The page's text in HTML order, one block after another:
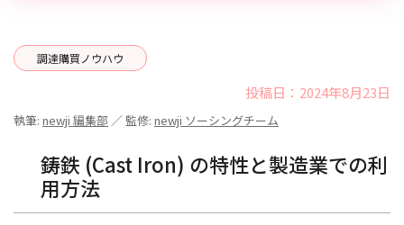
調達購買ノウハウ
投稿日：2024年8月23日
執筆: newji 編集部 ／ 監修: newji ソーシングチーム
鋳鉄 (Cast Iron) の特性と製造業での利
用方法